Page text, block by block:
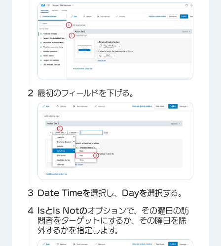
最初のフィールドを下げる。
Date Timeを選択し、 Dayを選択する。
Isと Is Notのオプションで、その曜日の訪
問者をターゲットにするか、その曜日を除
外するかを指定します。